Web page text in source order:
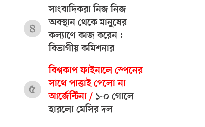
৪
সাংবাদিকরা নিজ নিজ
অবস্থান থেকে মানুষের
কল্যাণে কাজ করেন :
বিভাগীয় কমিশনার
৫
বিশ্বকাপ ফাইনালে স্পেনের
সাথে পাত্তাই পেলো না
আর্জেন্টিনা / ১-০ গোলে
হারলো মেসির দল